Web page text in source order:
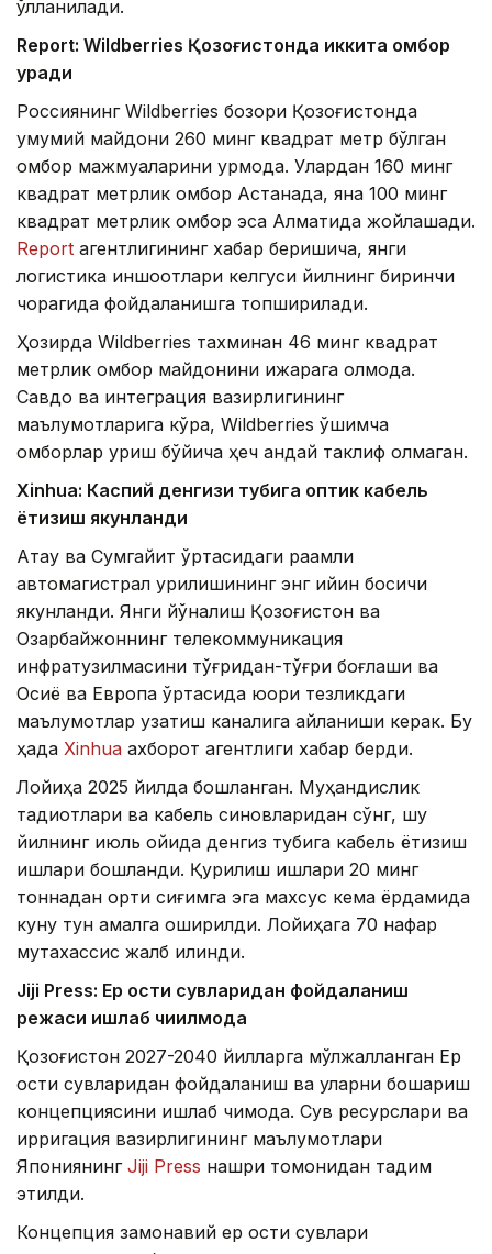
қўлланилади.
Report: Wildberries Қозоғистонда иккита омбор
қуради
Россиянинг Wildberries бозори Қозоғистонда
умумий майдони 260 минг квадрат метр бўлган
омбор мажмуаларини қурмоқда. Улардан 160 минг
квадрат метрлик омбор Астанада, яна 100 минг
квадрат метрлик омбор эса Алматида жойлашади.
Report агентлигининг хабар беришича, янги
логистика иншоотлари келгуси йилнинг биринчи
чорагида фойдаланишга топширилади.
Ҳозирда Wildberries тахминан 46 минг квадрат
метрлик омбор майдонини ижарага олмоқда.
Савдо ва интеграция вазирлигининг
маълумотларига кўра, Wildberries қўшимча
омборлар қуриш бўйича ҳеч қандай таклиф олмаган.
Xinhuа: Каспий денгизи тубига оптик кабель
ётқизиш якунланди
Ақтау ва Сумгайит ўртасидаги рақамли
автомагистрал қурилишининг энг қийин босқичи
якунланди. Янги йўналиш Қозоғистон ва
Озарбайжоннинг телекоммуникация
инфратузилмасини тўғридан-тўғри боғлаши ва
Осиё ва Европа ўртасида юқори тезликдаги
маълумотлар узатиш каналига айланиши керак. Бу
ҳақда Xinhua ахборот агентлиги хабар берди.
Лойиҳа 2025 йилда бошланган. Муҳандислик
тадқиқотлари ва кабель синовларидан сўнг, шу
йилнинг июль ойида денгиз тубига кабель ётқизиш
ишлари бошланди. Қурилиш ишлари 20 минг
тоннадан ортиқ сиғимга эга махсус кема ёрдамида
куну тун амалга оширилди. Лойиҳага 70 нафар
мутахассис жалб қилинди.
Jiji Press: Ер ости сувларидан фойдаланиш
режаси ишлаб чиқилмоқда
Қозоғистон 2027-2040 йилларга мўлжалланган Ер
ости сувларидан фойдаланиш ва уларни бошқариш
концепциясини ишлаб чиқмоқда. Сув ресурслари ва
ирригация вазирлигининг маълумотлари
Япониянинг Jiji Press нашри томонидан тақдим
этилди.
Концепция замонавий ер ости сувлари